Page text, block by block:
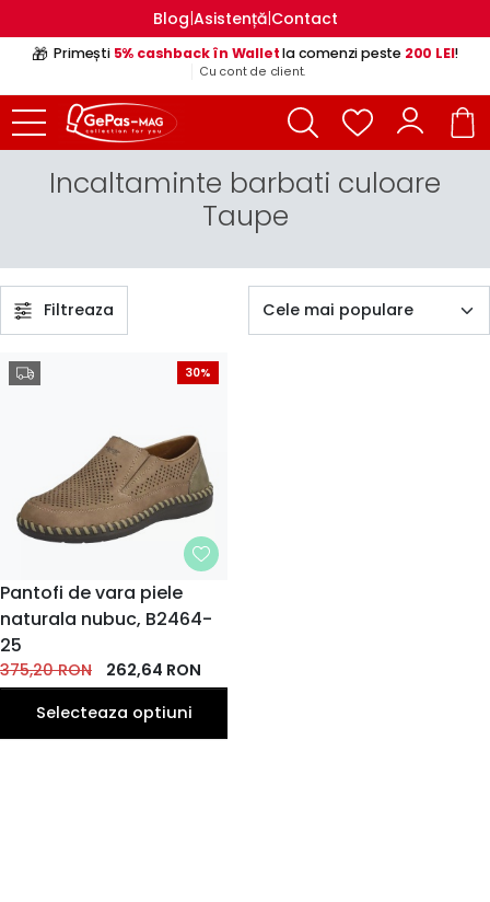
Blog|Asistență|Contact
🎁 Primești 5% cashback în Walletla comenzi peste 200 LEI!
Cu cont de client.
Incaltaminte barbati culoare
Taupe
Filtreaza
30%
MARIME
40
EU
41
EU
42
EU
43
EU
44
EU
EU EU
Pantofi de vara piele
naturala nubuc, B2464-
25
375,20RON 262,64 RON
Selecteaza optiuni